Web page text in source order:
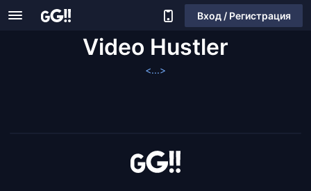
Вход / Регистрация
Video Hustler
<...>